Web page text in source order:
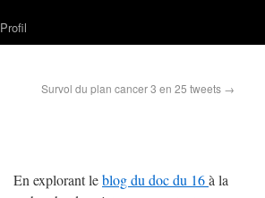
Profil
Survol du plan cancer 3 en 25 tweets →
En explorant leblog du doc du 16à la